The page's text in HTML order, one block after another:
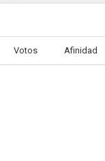
Votos Afinidad